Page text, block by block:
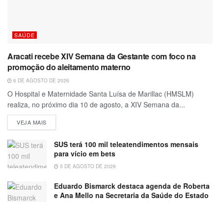
SAÚDE
Aracati recebe XIV Semana da Gestante com foco na
promoção do aleitamento materno
6 DE AGOSTO DE 2026
O Hospital e Maternidade Santa Luísa de Marillac (HMSLM)
realiza, no próximo dia 10 de agosto, a XIV Semana da...
VEJA MAIS
SUS terá 100 mil teleatendimentos mensais
para vício em bets
5 DE AGOSTO DE 2026
Eduardo Bismarck destaca agenda de Roberta
e Ana Mello na Secretaria da Saúde do Estado